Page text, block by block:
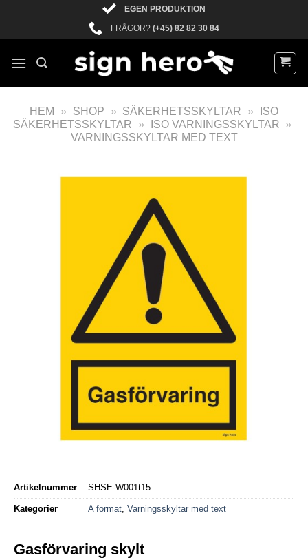
EGEN PRODUKTION
FRÅGOR? (+45) 82 82 30 84
HEM » SHOP » SÄKERHETSSKYLTAR »
ISO
SÄKERHETSSKYLTAR
» ISO VARNINGSSKYLTAR »
VARNINGSSKYLTAR MED TEXT
Artikelnummer SHSE-W001t15
Kategorier A format Varningsskyltar med text
Gasförvaring skylt